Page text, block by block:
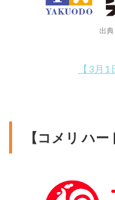
出典
【3月
【コメリ ハ